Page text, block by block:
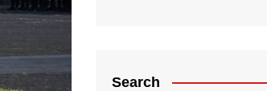
Search